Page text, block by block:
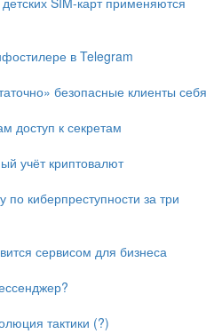
в Telegram
безопасные клиенты себя
доступ к секретам
учёт криптовалют
по киберпреступности за три
сервисом для бизнеса
тактики (?)